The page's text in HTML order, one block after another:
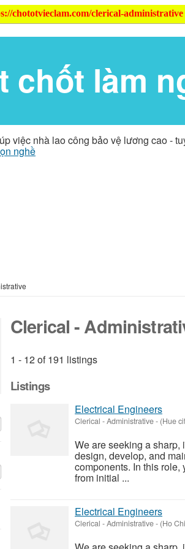
chototvieclam.com/clerical-administrative